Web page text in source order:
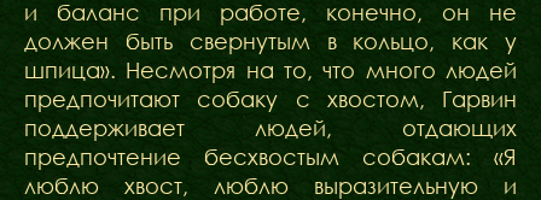
и баланс при работе, конечно, он не
должен быть свернутым в кольцо, как у
шпица». Несмотря на то, что много людей
предпочитают собаку с хвостом, Гарвин
поддерживает людей, отдающих
предпочтение бесхвостым собакам: «Я
люблю хвост, люблю выразительную и